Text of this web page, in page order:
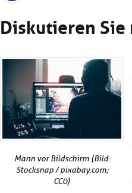
Diskutieren
Mann vor Bildschirm (Bild:
Stocksnap / pixabay.com;
CC0)